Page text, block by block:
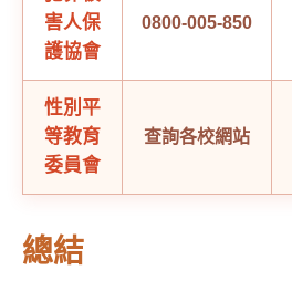
害人保
護協會
0800-005-850
性別平
等教育
委員會
查詢各校網站
總結